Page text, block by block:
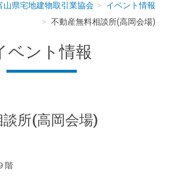
山県宅地建物取引業協会
イベント情報
不動産無料相談所(高岡会場)
ベント情報
所(高岡会場)
階